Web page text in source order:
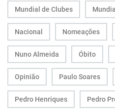
Mundial de Clubes
Nacional Nomeações
Nuno Almeida Óbito
Opinião Paulo Soares
Pedro Henriques Pedro